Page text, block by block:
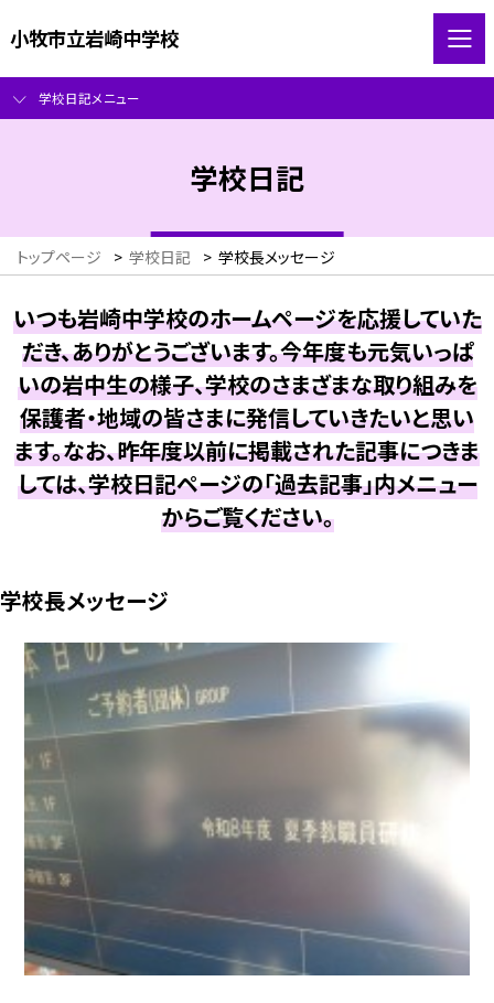
小牧市立岩崎中学校
学校日記メニュー
学校日記
トップページ > 学校日記 > 学校長メッセージ
いつも岩崎中学校のホームページを応援していた
だき、ありがとうございます。今年度も元気いっぱ
いの岩中生の様子、学校のさまざまな取り組みを
保護者・地域の皆さまに発信していきたいと思い
ます。なお、昨年度以前に掲載された記事につきま
しては、学校日記ページの「過去記事」内メニュー
からご覧ください。
学校長メッセージ